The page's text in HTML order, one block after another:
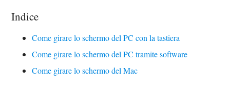
Indice
Come girare lo schermo del PC con la tastiera
Come girare lo schermo del PC tramite software
Come girare lo schermo del Mac